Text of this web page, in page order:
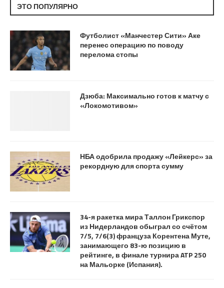
ЭТО ПОПУЛЯРНО
Футболист «Манчестер Сити» Аке
перенес операцию по поводу
перелома стопы
Дзюба: Максимально готов к матчу с
«Локомотивом»
НБА одобрила продажу «Лейкерс» за
рекордную для спорта сумму
34-я ракетка мира Таллон Грикспор
из Нидерландов обыграл со счётом
7/5, 7/6(3) француза Корентена Муте,
занимающего 83-ю позицию в
рейтинге, в финале турнира ATP 250
на Мальорке (Испания).